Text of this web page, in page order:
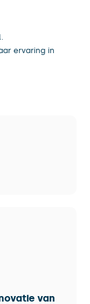
ervaring in
van